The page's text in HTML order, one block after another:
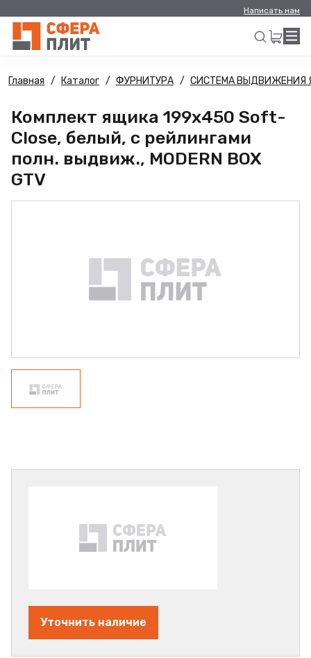
Написать нам
Искать
Главная Каталог ФУРНИТУРА СИСТЕМА ВЫДВИЖЕНИЯ
Комплект ящика 199х450 Soft-
Close, белый, с рейлингами
полн. выдвиж., MODERN BOX
GTV
Уточнить наличие